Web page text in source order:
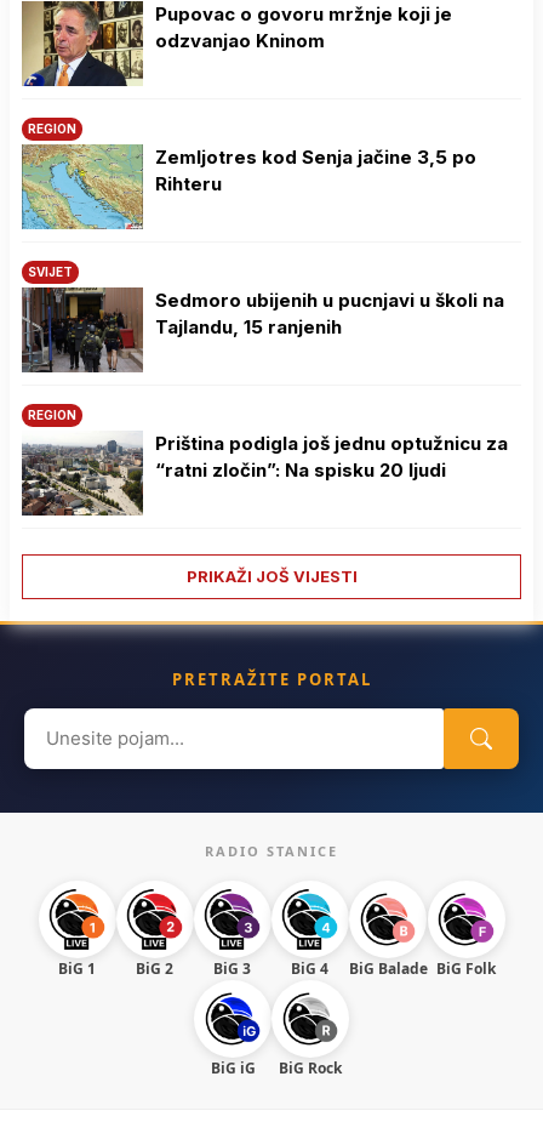
Pupovac o govoru mržnje koji je
odzvanjao Kninom
REGION
Zemljotres kod Senja jačine 3,5 po
Rihteru
SVIJET
Sedmoro ubijenih u pucnjavi u školi na
Tajlandu, 15 ranjenih
REGION
Priština podigla još jednu optužnicu za
“ratni zločin”: Na spisku 20 ljudi
PRIKAŽI JOŠ VIJESTI
PRETRAŽITE PORTAL
Search
for:
RADIO STANICE
BiG 1 BiG 2 BiG 3 BiG 4 BiG Balade BiG Folk
BiG iG BiG Rock